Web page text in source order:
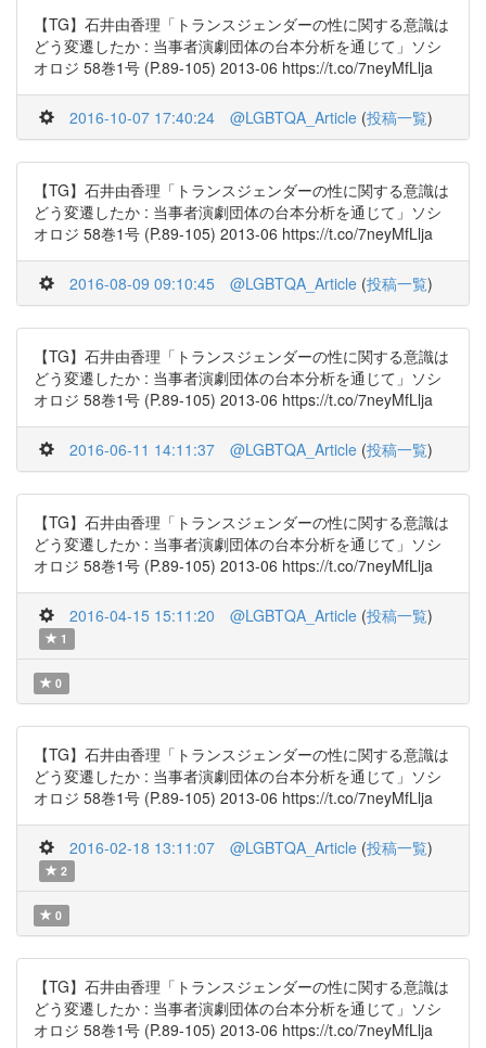
【TG】石井由香理「トランスジェンダーの性に関する意識は
どう変遷したか : 当事者演劇団体の台本分析を通じて」ソシ
オロジ 58巻1号 (P.89-105) 2013-06 https://t.co/7neyMfLlja
2016-10-07 17:40:24 @LGBTQA_Article (投稿一覧)
【TG】石井由香理「トランスジェンダーの性に関する意識は
どう変遷したか : 当事者演劇団体の台本分析を通じて」ソシ
オロジ 58巻1号 (P.89-105) 2013-06 https://t.co/7neyMfLlja
2016-08-09 09:10:45 @LGBTQA_Article (投稿一覧)
【TG】石井由香理「トランスジェンダーの性に関する意識は
どう変遷したか : 当事者演劇団体の台本分析を通じて」ソシ
オロジ 58巻1号 (P.89-105) 2013-06 https://t.co/7neyMfLlja
2016-06-11 14:11:37 @LGBTQA_Article (投稿一覧)
【TG】石井由香理「トランスジェンダーの性に関する意識は
どう変遷したか : 当事者演劇団体の台本分析を通じて」ソシ
オロジ 58巻1号 (P.89-105) 2013-06 https://t.co/7neyMfLlja
2016-04-15 15:11:20 @LGBTQA_Article (投稿一覧)
1
0
【TG】石井由香理「トランスジェンダーの性に関する意識は
どう変遷したか : 当事者演劇団体の台本分析を通じて」ソシ
オロジ 58巻1号 (P.89-105) 2013-06 https://t.co/7neyMfLlja
2016-02-18 13:11:07 @LGBTQA_Article (投稿一覧)
2
0
【TG】石井由香理「トランスジェンダーの性に関する意識は
どう変遷したか : 当事者演劇団体の台本分析を通じて」ソシ
オロジ 58巻1号 (P.89-105) 2013-06 https://t.co/7neyMfLlja